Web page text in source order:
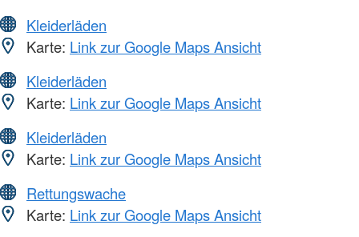
Kleiderläden
Karte: Link zur Google Maps Ansicht
Kleiderläden
Karte: Link zur Google Maps Ansicht
Kleiderläden
Karte: Link zur Google Maps Ansicht
Rettungswache
Karte: Link zur Google Maps Ansicht